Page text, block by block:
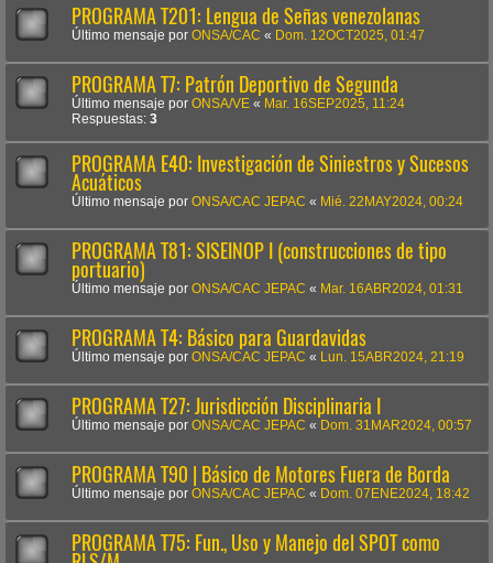
PROGRAMA T201: Lengua de Señas venezolanas
Último mensaje por ONSA/CAC « Dom. 12OCT2025, 01:47
PROGRAMA T7: Patrón Deportivo de Segunda
Último mensaje por ONSA/VE « Mar. 16SEP2025, 11:24
Respuestas: 3
PROGRAMA E40: Investigación de Siniestros y Sucesos
Acuáticos
Último mensaje por ONSA/CAC JEPAC « Mié. 22MAY2024, 00:24
PROGRAMA T81: SISEINOP I (construcciones de tipo
portuario)
Último mensaje por ONSA/CAC JEPAC « Mar. 16ABR2024, 01:31
PROGRAMA T4: Básico para Guardavidas
Último mensaje por ONSA/CAC JEPAC « Lun. 15ABR2024, 21:19
PROGRAMA T27: Jurisdicción Disciplinaria I
Último mensaje por ONSA/CAC JEPAC « Dom. 31MAR2024, 00:57
PROGRAMA T90 | Básico de Motores Fuera de Borda
Último mensaje por ONSA/CAC JEPAC « Dom. 07ENE2024, 18:42
PROGRAMA T75: Fun., Uso y Manejo del SPOT como